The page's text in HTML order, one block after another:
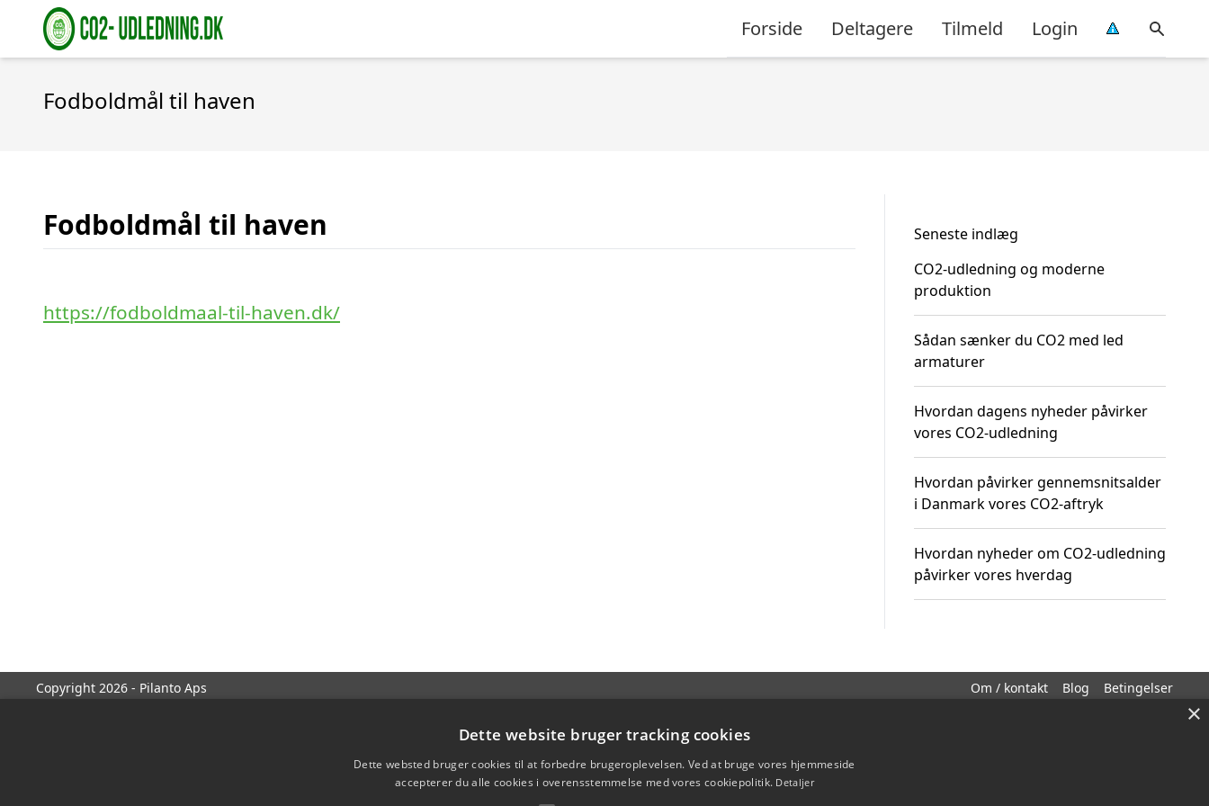
Forside Deltagere Tilmeld Login
Fodboldmål til haven
Fodboldmål til haven
https://fodboldmaal-til-haven.dk/
Seneste indlæg
CO2-udledning og moderne
produktion
Sådan sænker du CO2 med led
armaturer
Hvordan dagens nyheder påvirker
vores CO2-udledning
Hvordan påvirker gennemsnitsalder
i Danmark vores CO2-aftryk
Hvordan nyheder om CO2-udledning
påvirker vores hverdag
Copyright 2026 - Pilanto Aps Om / kontakt Blog Betingelser
×
Dette website bruger tracking cookies
Dette websted bruger cookies til at forbedre brugeroplevelsen. Ved at bruge vores hjemmeside
accepterer du alle cookies i overensstemmelse med vores cookiepolitik. Detaljer